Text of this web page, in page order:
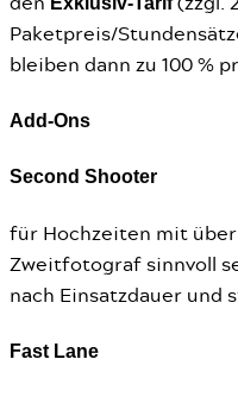
Paketpreis/
bleiben dann zu 100 %
Add-Ons
Second Shooter
für Hochzeiten mit über
Zweitfotograf sinnvoll
nach Einsatzdauer und
Fast Lane